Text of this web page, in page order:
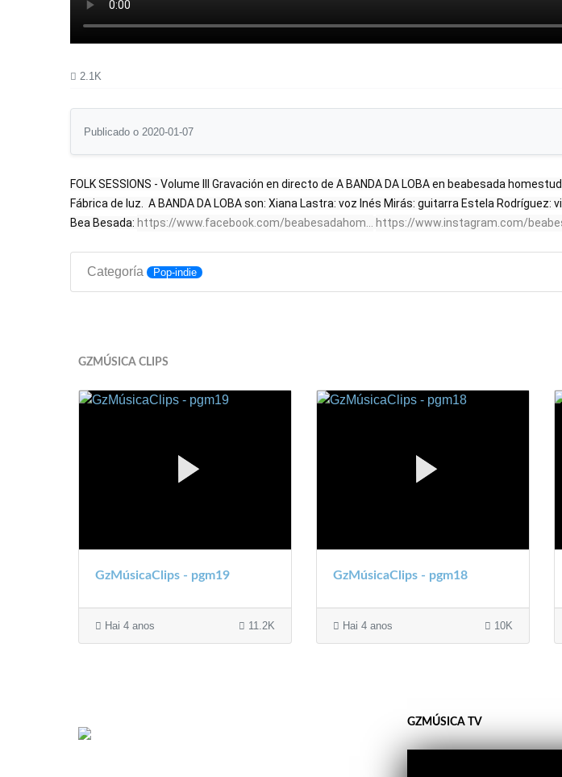
2.1K
Publicado o 2020-01-07
FOLK SESSIONS - Volume III Gravación en directo de A BANDA DA LOBA en beabesada
Fábrica de luz.  A BANDA DA LOBA son: Xiana Lastra: voz Inés Mirás: guitarra Estela
Bea Besada: https://www.facebook.com/beabesadahom... https://www.instagram.com/
Categoría Pop-indie
GZMÚSICA CLIPS
GzMúsicaClips - pgm19
Hai 4 anos 11.2K
GzMúsicaClips - pgm18
Hai 4 anos 10K
GZMÚSICA TV